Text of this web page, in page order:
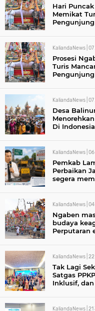
Hari
Memikat
Pengunjung
KaliandaNews |
Prosesi
Turis
KaliandaNews |
Desa
Di Indonesia
KaliandaNews |
Pemkab
Perbaikan
segera
KaliandaNews |
Ngaben
budaya
Perputaran
KaliandaNews |
Tak Lagi
Satgas
Inklusif, dan
KaliandaNews | 21